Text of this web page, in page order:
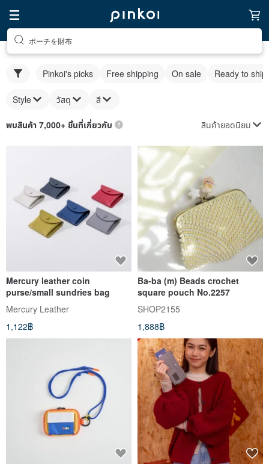
ポーチを財布
Pinkoi's picks Free shipping On sale Ready to ship
Style วัสดุ สี
พบสินค้า 7,000+ ชิ้นที่เกี่ยวกับ สินค้ายอดนิยม
Mercury leather coin
purse/small sundries bag
Mercury Leather
1,122฿
Ba-ba (m) Beads crochet
square pouch No.2257
SHOP2155
1,888฿